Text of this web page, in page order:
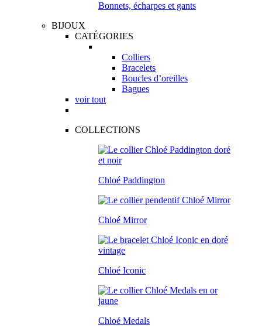
Bonnets, écharpes et gants
BIJOUX
CATÉGORIES
Colliers
Bracelets
Boucles d’oreilles
Bagues
voir tout
COLLECTIONS
Chloé Paddington
Chloé Mirror
Chloé Iconic
Chloé Medals